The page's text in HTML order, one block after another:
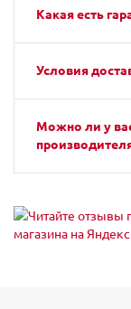
Какая есть
Условия
Можно ли у